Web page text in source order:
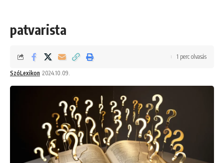
patvarista
SzóLexikon 2024.10.09.
1 perc olvasás